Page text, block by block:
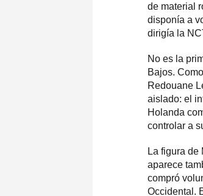
de material
disponía a
dirigía la
No es la
Bajos.
Redouane
aislado: el
Holanda
controlar a
La figura
aparece
compró
Occidental.